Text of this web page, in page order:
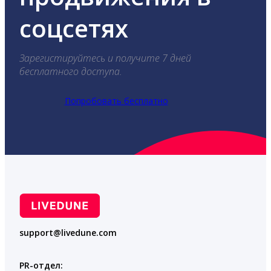
соцсетях
Зарегистируйтесь и получите 7 дней
бесплатного доступа.
Попробовать бесплатно
support@livedune.com
PR-отдел: